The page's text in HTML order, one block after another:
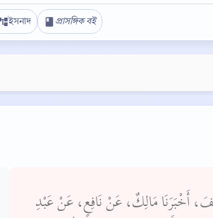
ইসনাদ প্রাসঙ্গিক বই
أَخْبَرَنَا مَالِكٌ، عَنْ نَافِعٍ، عَنْ عَبْدِ